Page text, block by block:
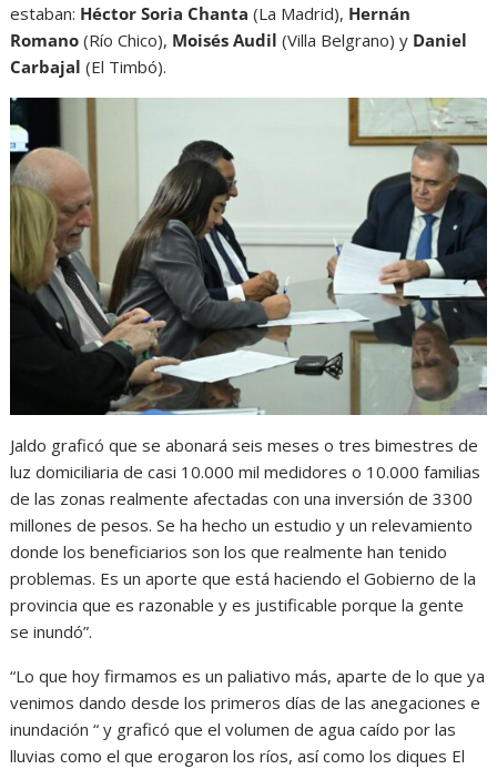
estaban: Héctor Soria Chanta (La Madrid), Hernán
Romano(Río Chico), Moisés Audil(Villa Belgrano) y Daniel
Carbajal (El Timbó).
Jaldo graficó que se abonará seis meses o tres bimestres de
luz domiciliaria de casi 10.000 mil medidores o 10.000 familias
de las zonas realmente afectadas con una inversión de 3300
millones de pesos. Se ha hecho un estudio y un relevamiento
donde los beneficiarios son los que realmente han tenido
problemas. Es un aporte que está haciendo el Gobierno de la
provincia que es razonable y es justificable porque la gente
se inundó”.
“Lo que hoy firmamos es un paliativo más, aparte de lo que ya
venimos dando desde los primeros días de las anegaciones e
inundación “ y graficó que el volumen de agua caído por las
lluvias como el que erogaron los ríos, así como los diques El